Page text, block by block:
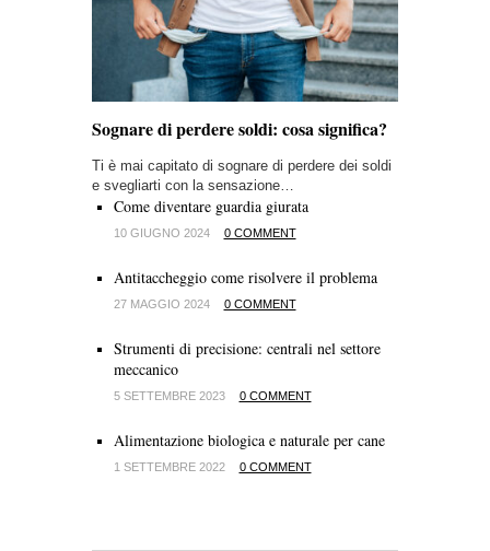
Sognare di perdere soldi: cosa significa?
Ti è mai capitato di sognare di perdere dei soldi
e svegliarti con la sensazione…
Come diventare guardia giurata
10 GIUGNO 2024 0 COMMENT
Antitaccheggio come risolvere il problema
27 MAGGIO 2024 0 COMMENT
Strumenti di precisione: centrali nel settore
meccanico
5 SETTEMBRE 2023 0 COMMENT
Alimentazione biologica e naturale per cane
1 SETTEMBRE 2022 0 COMMENT